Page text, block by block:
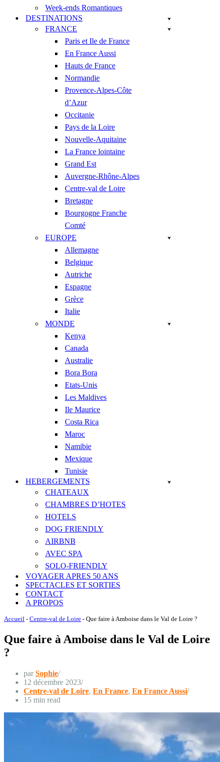
Week-ends Romantiques
DESTINATIONS
FRANCE
Paris et Ile de France
En France Aussi
Hauts de France
Normandie
Provence-Alpes-Côte
d’Azur
Occitanie
Pays de la Loire
Nouvelle-Aquitaine
La France lointaine
Grand Est
Auvergne-Rhône-Alpes
Centre-val de Loire
Bretagne
Bourgogne Franche
Comté
EUROPE
Allemagne
Belgique
Autriche
Espagne
Grèce
Italie
MONDE
Kenya
Canada
Australie
Bora Bora
Etats-Unis
Les Maldives
Ile Maurice
Costa Rica
Maroc
Namibie
Mexique
Tunisie
HEBERGEMENTS
CHATEAUX
CHAMBRES D’HOTES
HOTELS
DOG FRIENDLY
AIRBNB
AVEC SPA
SOLO-FRIENDLY
VOYAGER APRES 50 ANS
SPECTACLES ET SORTIES
CONTACT
A PROPOS
Accueil - Centre-val de Loire - Que faire à Amboise dans le Val de Loire ?
Que faire à Amboise dans le Val de Loire
?
parSophie
12 décembre 2023
Centre-val de Loire, En France, En France Aussi
15 min read